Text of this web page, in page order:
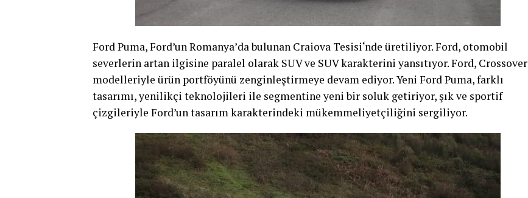
Ford Puma, Ford’un Romanya’da bulunan Craiova Tesisi‘nde üretiliyor. Ford, otomobil
severlerin artan ilgisine paralel olarak SUV ve SUV karakterini yansıtıyor. Ford, Crossover
modelleriyle ürün portföyünü zenginleştirmeye devam ediyor. Yeni Ford Puma, farklı
tasarımı, yenilikçi teknolojileri ile segmentine yeni bir soluk getiriyor, şık ve sportif
çizgileriyle Ford’un tasarım karakterindeki mükemmeliyetçiliğini sergiliyor.